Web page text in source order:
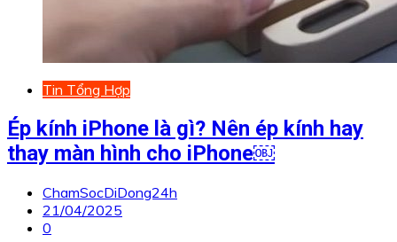
Tin Tổng Hợp
Ép kính iPhone là gì? Nên ép kính hay
thay màn hình cho iPhone￼
ChamSocDiDong24h
21/04/2025
0